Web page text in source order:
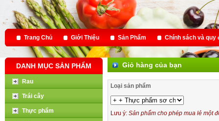
Trang Chủ Giới Thiệu Sản Phẩm Chính sách và quy
DANH MỤC SẢN PHẨM
Rau
Trái cây
Thực phẩm
Giỏ hàng của bạn
Loại sản phẩm
Lưu ý: Sản phẩm cho phép mua lẻ một